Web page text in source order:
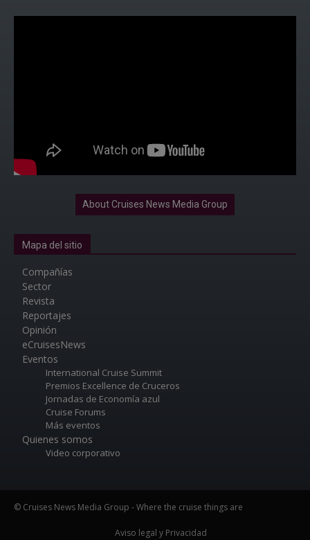
About Cruises News Media Group
Mapa del sitio
Compañías
Sector
Revista
Reportajes
Opinión
eCruisesNews
Eventos
International Cruise Summit
Premios Excellence de Cruceros
Jornadas de Economía azul
Cruise Forums
Más eventos
Quienes somos
Video corporativo
© Cruises News Media Group - Where the cruise things are
Aviso legal y Privacidad